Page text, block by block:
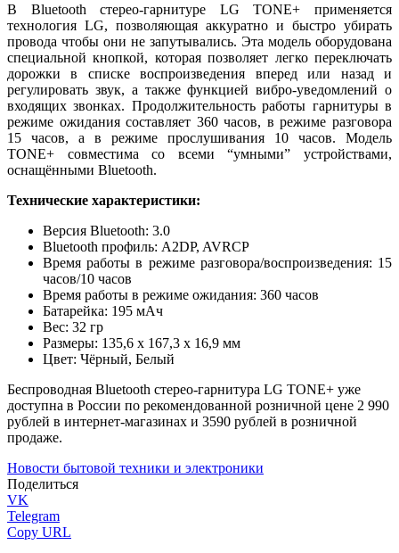
В Bluetooth стерео-гарнитуре LG TONE+ применяется
технология LG, позволяющая аккуратно и быстро убирать
провода чтобы они не запутывались. Эта модель оборудована
специальной кнопкой, которая позволяет легко переключать
дорожки в списке воспроизведения вперед или назад и
регулировать звук, а также функцией вибро-уведомлений о
входящих звонках. Продолжительность работы гарнитуры в
режиме ожидания составляет 360 часов, в режиме разговора
15 часов, а в режиме прослушивания 10 часов. Модель
TONE+ совместима со всеми “умными” устройствами,
оснащёнными Bluetooth.
Технические характеристики:
Версия Bluetooth: 3.0
Bluetooth профиль: A2DP, AVRCP
Время работы в режиме разговора/воспроизведения: 15
часов/10 часов
Время работы в режиме ожидания: 360 часов
Батарейка: 195 мАч
Вес: 32 гр
Размеры: 135,6 х 167,3 х 16,9 мм
Цвет: Чёрный, Белый
Беспроводная Bluetooth стерео-гарнитура LG TONE+ уже
доступна в России по рекомендованной розничной цене 2 990
рублей в интернет-магазинах и 3590 рублей в розничной
продаже.
Новости бытовой техники и электроники
Поделиться
VK
Telegram
Copy URL